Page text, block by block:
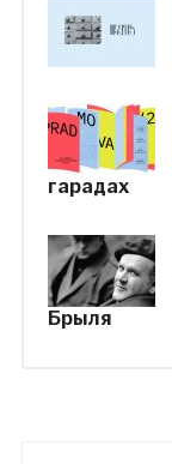
гарадах
Брыля